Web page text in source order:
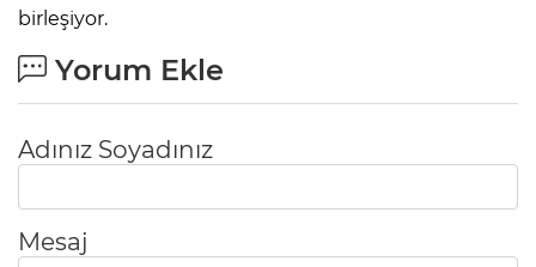
birleşiyor.
Yorum Ekle
Adınız Soyadınız
Mesaj